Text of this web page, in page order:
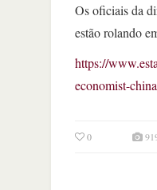
Os oficiais da
estão rolando
https://
economist-
0